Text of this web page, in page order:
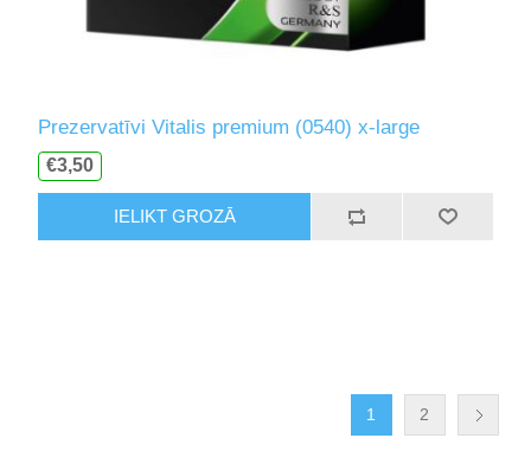
Prezervatīvi Vitalis premium (0540) x-large
€3,50
IELIKT GROZĀ
1 2